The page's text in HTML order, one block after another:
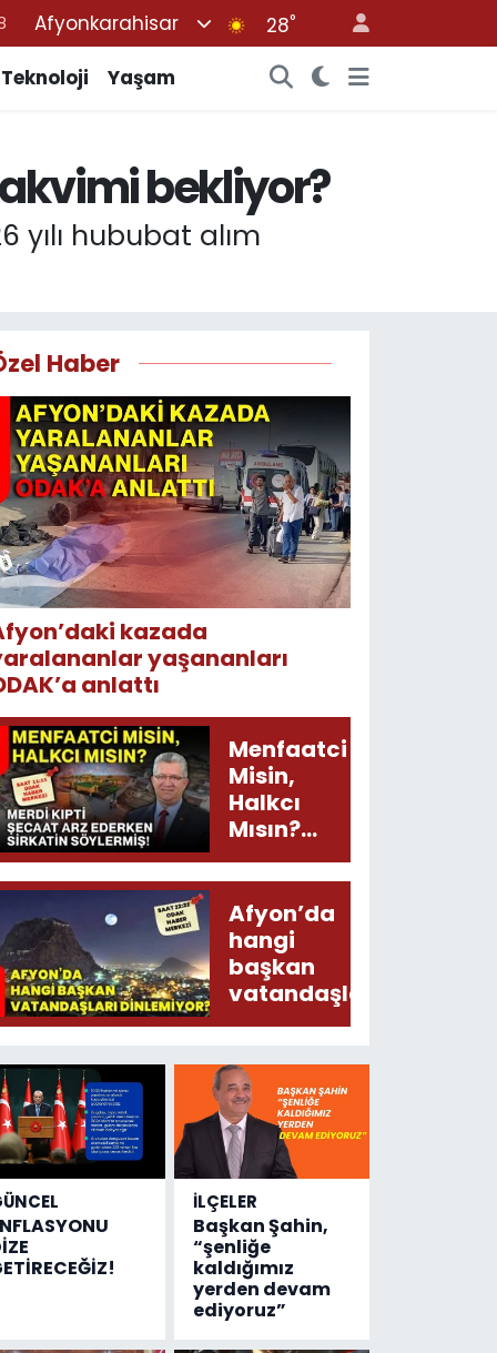
Afyonkarahisar 28°
Teknoloji Yaşam
bekliyor?
yılı hububat alım
Haber
kazada
yaşananları
anlattı
Menfaatci
Misin,
Halkcı
Mısın?
Merdi
Kıpti
Şecaat
Arz
Ederken
Sirkatin
Söylermiş!
Afyon’da
hangi
başkan
vatandaşları
dinlemiyor?
İLÇELER
Başkan Şahin,
“şenliğe
kaldığımız
yerden devam
ediyoruz”